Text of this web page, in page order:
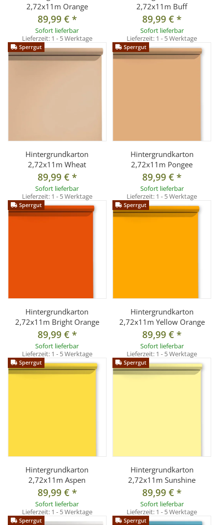
2,72x11m Orange
89,99 €*
Sofort lieferbar
Lieferzeit: 1 - 5 Werktage
2,72x11m Buff
89,99 €*
Sofort lieferbar
Lieferzeit: 1 - 5 Werktage
Sperrgut
Hintergrundkarton
2,72x11m Wheat
89,99 €*
Sofort lieferbar
Lieferzeit: 1 - 5 Werktage
Sperrgut
Hintergrundkarton
2,72x11m Pongee
89,99 €*
Sofort lieferbar
Lieferzeit: 1 - 5 Werktage
Sperrgut
Hintergrundkarton
2,72x11m Bright Orange
89,99 €*
Sofort lieferbar
Lieferzeit: 1 - 5 Werktage
Sperrgut
Hintergrundkarton
2,72x11m Yellow Orange
89,99 €*
Sofort lieferbar
Lieferzeit: 1 - 5 Werktage
Sperrgut
Hintergrundkarton
2,72x11m Aspen
89,99 €*
Sofort lieferbar
Lieferzeit: 1 - 5 Werktage
Sperrgut
Hintergrundkarton
2,72x11m Sunshine
89,99 €*
Sofort lieferbar
Lieferzeit: 1 - 5 Werktage
Sperrgut Sperrgut